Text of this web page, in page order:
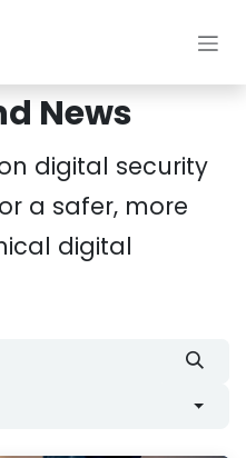
News
digital security
a safer, more
digital